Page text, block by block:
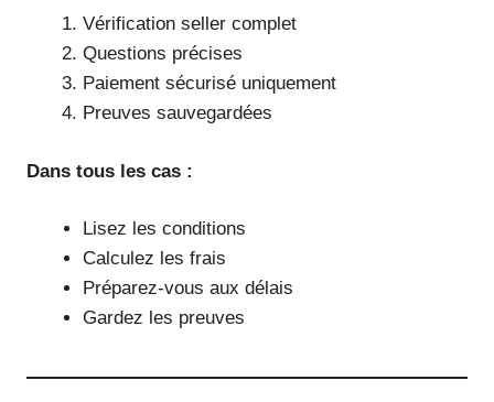
Vérification seller complet
Questions précises
Paiement sécurisé uniquement
Preuves sauvegardées
Dans tous les cas :
Lisez les conditions
Calculez les frais
Préparez-vous aux délais
Gardez les preuves